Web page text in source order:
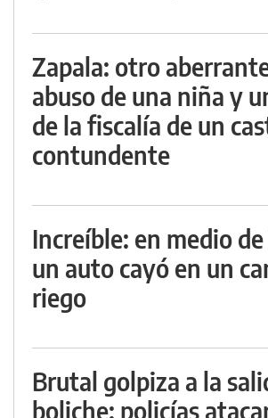
Zapala: otro
abuso de una niña y
de la fiscalía de un
contundente
Increíble: en medio
un auto cayó en un
riego
Brutal golpiza a la
boliche: policías